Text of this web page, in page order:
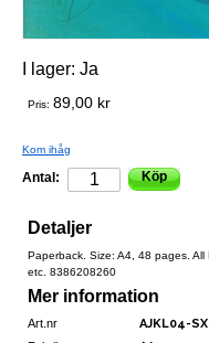
I lager: Ja
Pris: 89,00 kr
Kom ihåg
Antal: Köp
Detaljer
Paperback. Size: A4, 48 pages.
etc. 8386208260
Mer information
Art.nr AJKL04-